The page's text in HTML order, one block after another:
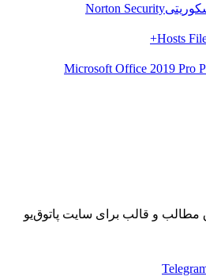
Norton Security
و قالب برای سایت پاتوق‌یو